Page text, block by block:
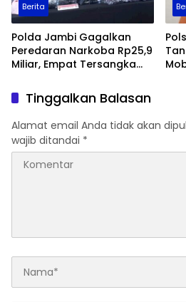
Berita
Polda Jambi Gagalkan
Peredaran Narkoba Rp25,9
Miliar, Empat Tersangka
Tinggalkan Balasan
Alamat email Anda tidak akan
wajib ditandai *